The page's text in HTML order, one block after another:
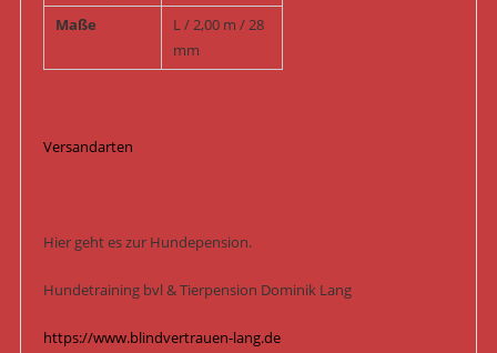
Maße
L / 2,00 m / 28
mm
Versandarten
Hier geht es zur Hundepension.
Hundetraining bvl & Tierpension Dominik Lang
https://www.blindvertrauen-lang.de